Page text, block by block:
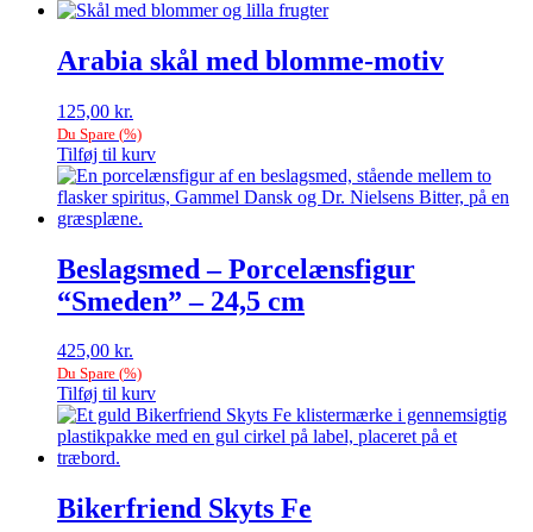
Arabia skål med blomme-motiv
125,00 kr.
Du Spare (%)
Tilføj til kurv
Beslagsmed – Porcelænsfigur
“Smeden” – 24,5 cm
425,00 kr.
Du Spare (%)
Tilføj til kurv
Bikerfriend Skyts Fe